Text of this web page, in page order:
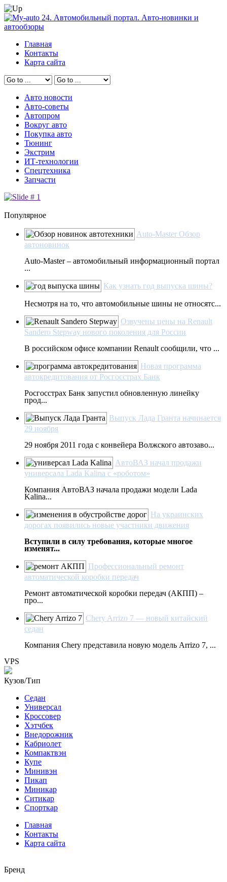
Главная
Контакты
Карта сайта
Авто новости
Авто-советы
Автопром
Вокруг авто
Покупка авто
Тюнинг
Экстрим
ИТ-технологии
Спецтехника
Запчасти
Популярное
Auto-Master Обзор
автоновинок
Auto-Master – автомобильный информационный портал
...
Как узнать год выпуска шины?
Несмотря на то, что автомобильные шины не относятс...
Озвучены цены на Renault
Sandero Stepway нового поколения для России
В российском офисе компании Renault сообщили, что ...
Новая программа
автокредитования от Росгосстрах Банк
Росгосстрах Банк запустил обновленную линейку
прод...
Выпуск Лада Гранта начинается
29 ноября
29 ноября 2011 года с конвейера Волжского автозаво...
АвтоВАЗ начал продажи
универсала Lada Kalina с «роботом»
Компания АвтоВАЗ начала продажи модели Lada
Kalina...
На украинских
дорогах появились новые участники движения
Вступили в силу требования, которые многое
изменят...
Профессиональный ремонт
автоматической коробки передач
Ремонт автоматической коробки передач (АКПП) –
про...
Chery Arrizo 7 — новый китайский
седан
Компания Chery представила новую модель Arrizo 7, ...
VPS
Кузов/Тип
Седан
Универсал
Кроссовер
Хэтчбек
Внедорожник
Кабриолет
Компактвэн
Купе
Минивэн
Пикап
Миникар
Ситикар
Спорткар
Главная
Контакты
Карта сайта
Бренд